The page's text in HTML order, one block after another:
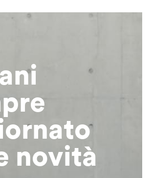
novità